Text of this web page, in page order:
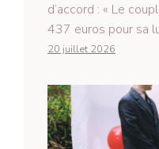
d’accord : « Le
437 euros pour sa
20 juillet 2026